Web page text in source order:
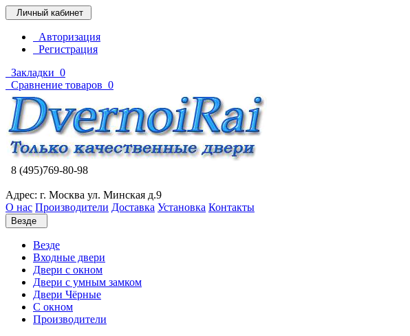
Личный кабинет
Авторизация
Регистрация
Закладки 0
Сравнение товаров 0
8 (495)769-80-98
Адрес: г. Москва ул. Минская д.9
О нас Производители Доставка Установка Контакты
Везде
Везде
Входные двери
Двери с окном
Двери с умным замком
Двери Чёрные
C окном
Производители